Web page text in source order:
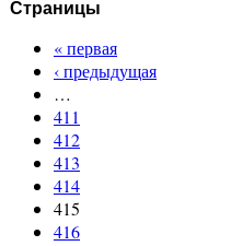
Страницы
« первая
‹ предыдущая
…
411
412
413
414
415
416